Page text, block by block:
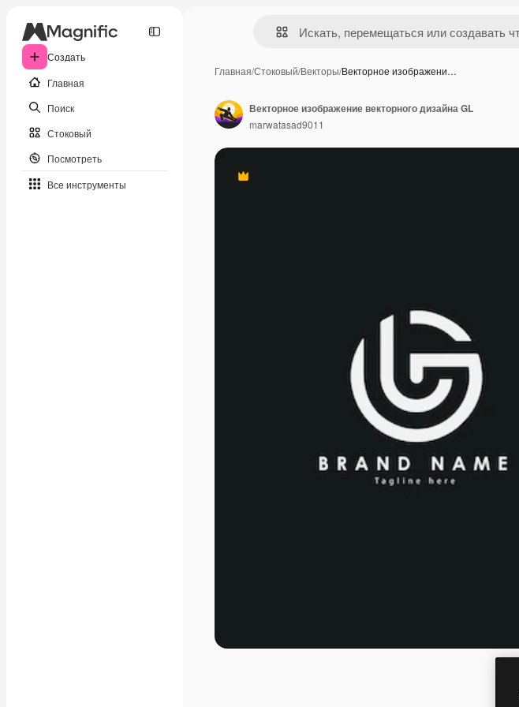
Создать
Главная
Поиск
Стоковый
Посмотреть
Все инструменты
Главная/Стоковый/Векторы/Векторное изображени…
Премиум
Векторное изображение векторного дизайна GL
marwatasad9011